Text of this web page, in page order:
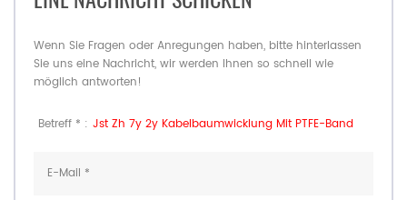
Wenn Sie Fragen oder Anregungen haben, bitte hinterlassen
Sie uns eine Nachricht, wir werden Ihnen so schnell wie
möglich antworten!
Betreff * : Jst Zh 7y 2y Kabelbaumwicklung Mit PTFE-Band